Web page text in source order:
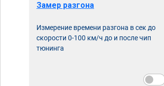
Замер разгона
Измерение времени разгона в сек до
скорости 0-100 км/ч до и после чип
тюнинга